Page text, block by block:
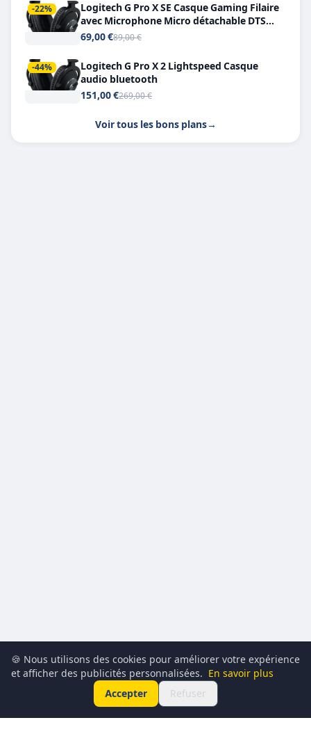
-22%
Logitech G Pro X SE Casque Gaming Filaire
avec Microphone Micro détachable DTS
Headphone X 7.1
69,00 €89,00 €
-44%
Logitech G Pro X 2 Lightspeed Casque
audio bluetooth
151,00 €269,00 €
Voir tous les bons plans→
🍪 Nous utilisons des cookies pour améliorer votre expérience
et afficher des publicités personnalisées. En savoir plus
Accepter
Refuser